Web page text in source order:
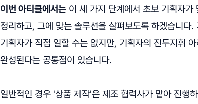
이번 아티클에서는 이 세 가지 단계에서 초보 기획자
정리하고, 그에 맞는 솔루션을 살펴보도록 하겠습니다
기획자가 직접 일할 수는 없지만, 기획자의 진두지휘
완성된다는 공통점이 있습니다.
일반적인 경우 '상품 제작'은 제조 협력사가 맡아 진행